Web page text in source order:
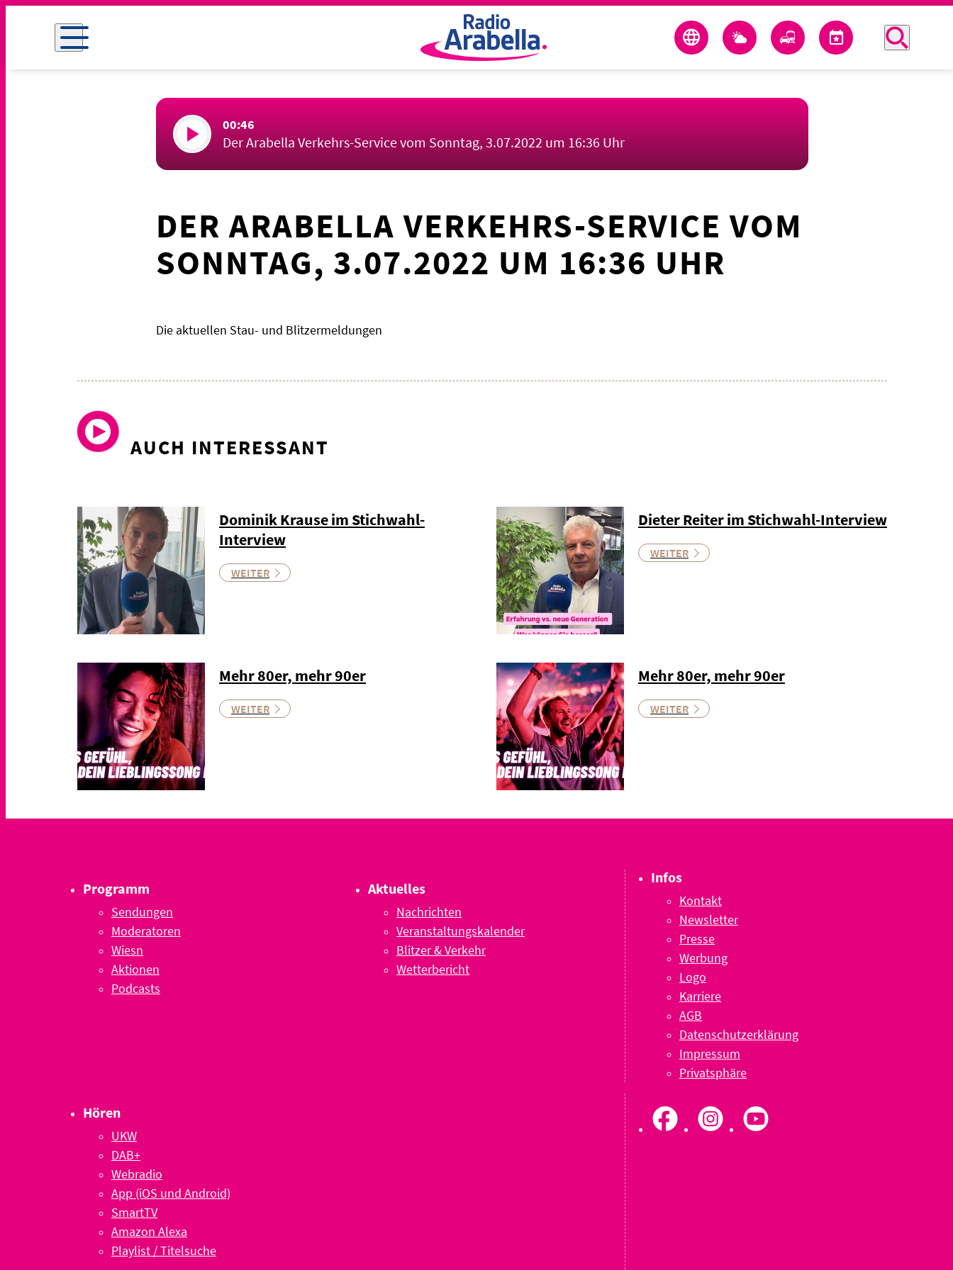
00:46
Der Arabella Verkehrs-Service vom Sonntag, 3.07.2022 um 16:36 Uhr
DER ARABELLA VERKEHRS-SERVICE VOM
SONNTAG, 3.07.2022 UM 16:36 UHR
Die aktuellen Stau- und Blitzermeldungen
AUCH INTERESSANT
Dominik Krause im Stichwahl-
Interview
WEITER
Dieter Reiter im Stichwahl-Interview
WEITER
Mehr 80er, mehr 90er
WEITER
Mehr 80er, mehr 90er
WEITER
Programm
Sendungen
Moderatoren
Wiesn
Aktionen
Podcasts
Aktuelles
Nachrichten
Veranstaltungskalender
Blitzer & Verkehr
Wetterbericht
Hören
UKW
DAB+
Webradio
App (iOS und Android)
SmartTV
Amazon Alexa
Playlist / Titelsuche
Infos
Kontakt
Newsletter
Presse
Werbung
Logo
Karriere
AGB
Datenschutzerklärung
Impressum
Privatsphäre